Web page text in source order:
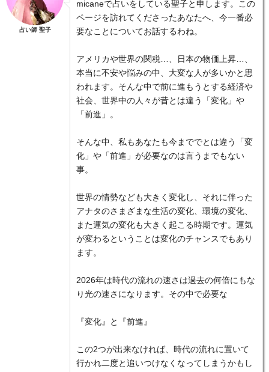
占い師 聖子
micaneで占いをしている聖子と申します。この
ページを訪れてくださったあなたへ、今一番必
要なことについてお話するわね。
アメリカや世界の関税…、日本の物価上昇…、
本当に不安や悩みの中、大変な人が多いかと思
われます。そんな中で前に進もうとする経済や
社会、世界中の人々が昔とは違う「変化」や
「前進」。
そんな中、私もあなたも今まででとは違う「変
化」や「前進」が必要なのは言うまでもない
事。
世界の情勢なども大きく変化し、それに伴った
アナタのさまざまな生活の変化、環境の変化、
また運気の変化も大きく起こる時期です。運気
が変わるということは変化のチャンスでもあり
ます。
2026年は時代の流れの速さは過去の何倍にもな
り光の速さになります。その中で必要な
『変化』と『前進』
この2つが出来なければ、時代の流れに置いて
行かれ二度と追いつけなくなってしまうかもし